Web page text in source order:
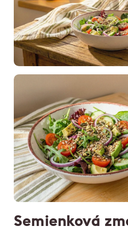
Semienková